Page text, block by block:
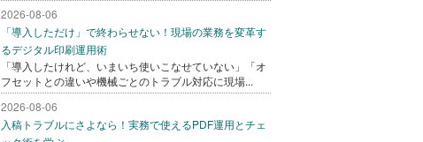
2026-08-06
「導入しただけ」で終わらせない！現場の業務を変革す
るデジタル印刷運用術
「導入したけれど、いまいち使いこなせていない」「オ
フセットとの違いや機械ごとのトラブル対応に現場...
2026-08-06
入稿トラブルにさよなら！実務で使えるPDF運用とチェ